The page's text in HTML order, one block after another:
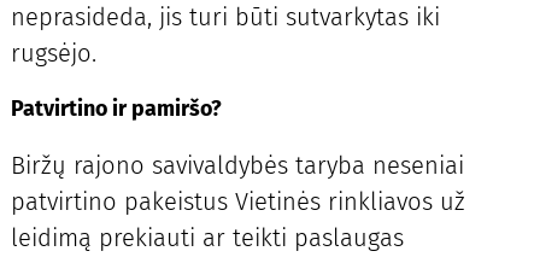
neprasideda, jis turi būti sutvarkytas iki
rugsėjo.
Patvirtino ir pamiršo?
Biržų rajono savivaldybės taryba neseniai
patvirtino pakeistus Vietinės rinkliavos už
leidimą prekiauti ar teikti paslaugas